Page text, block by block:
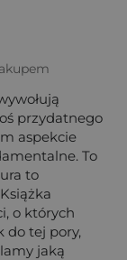
przydatnego
aspekcie
To
to
o których
do tej pory,
jaką